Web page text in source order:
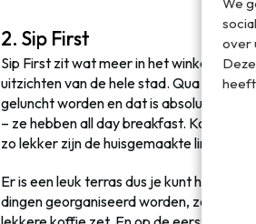
over
heeft
2. Sip First
Sip First zit wat meer in het
uitzichten van de hele stad. Qua looks
geluncht worden en dat is absoluut een
– ze hebben all day breakfast. Koffie
zo lekker zijn de huisgemaakte limonades.
Er is een leuk terras dus je kunt hier ook
dingen georganiseerd worden, zoals